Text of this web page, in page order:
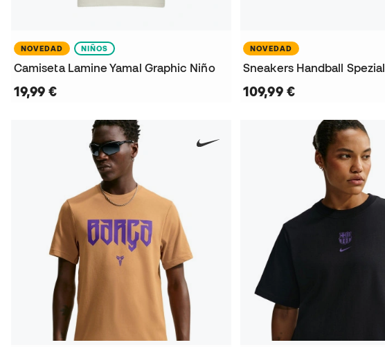
NOVEDAD NIÑOS
Camiseta Lamine Yamal Graphic Niño
19,99 €
NOVEDAD
Sneakers Handball Spezial
109,99 €